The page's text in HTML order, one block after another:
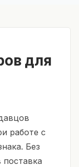
для
работе с
Без